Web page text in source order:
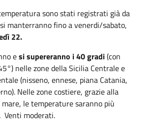
sono stati registrati già da
manterranno fino a venerdi/sabato,
22.
esi supereranno i 40 gradi(con
nelle zone della Sicilia Centrale e
(nisseno, ennese, piana Catania,
Nelle zone costiere, grazie alla
le temperature saranno più
Venti moderati.